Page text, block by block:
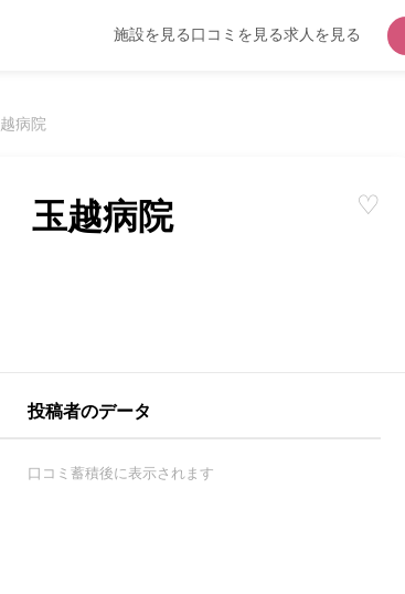
施設を見る 口コミを見る求人を見る
病院
玉越病院 ♡
休日
投稿者のデータ
口コミ蓄積後に表示されます